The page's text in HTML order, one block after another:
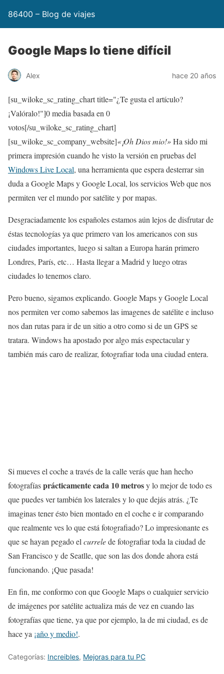
86400 – Blog de viajes
Google Maps lo tiene difícil
Alex hace 20 años
[su_wiloke_sc_rating_chart title="¿Te gusta el artículo?
¡Valóralo!"]0media basada en 0
votos[/su_wiloke_sc_rating_chart]
[su_wiloke_sc_company_website]«¡Oh Dios mio!»Ha sido mi
primera impresión cuando he visto la versión en pruebas del
Windows Live Local, una herramienta que espera desterrar sin
duda a Google Maps y Google Local, los servicios Web que nos
permiten ver el mundo por satélite y por mapas.
Desgraciadamente los españoles estamos aún lejos de disfrutar de
éstas tecnologías ya que primero van los americanos con sus
ciudades importantes, luego si saltan a Europa harán primero
Londres, París, etc… Hasta llegar a Madrid y luego otras
ciudades lo tenemos claro.
Pero bueno, sigamos explicando. Google Maps y Google Local
nos permiten ver como sabemos las imagenes de satélite e incluso
nos dan rutas para ir de un sitio a otro como si de un GPS se
tratara. Windows ha apostado por algo más espectacular y
también más caro de realizar, fotografiar toda una ciudad entera.
Si mueves el coche a través de la calle verás que han hecho
fotografíasprácticamente cada 10 metrosy lo mejor de todo es
que puedes ver también los laterales y lo que dejás atrás. ¿Te
imaginas tener ésto bien montado en el coche e ir comparando
que realmente ves lo que está fotografiado? Lo impresionante es
que se hayan pegado elcurrelede fotografiar toda la ciudad de
San Francisco y de Seatlle, que son las dos donde ahora está
funcionando. ¡Que pasada!
En fin, me conformo con que Google Maps o cualquier servicio
de imágenes por satélite actualiza más de vez en cuando las
fotografías que tiene, ya que por ejemplo, la de mi ciudad, es de
hace ya ¡año y medio!.
Categorías: Increibles, Mejoras para tu PC